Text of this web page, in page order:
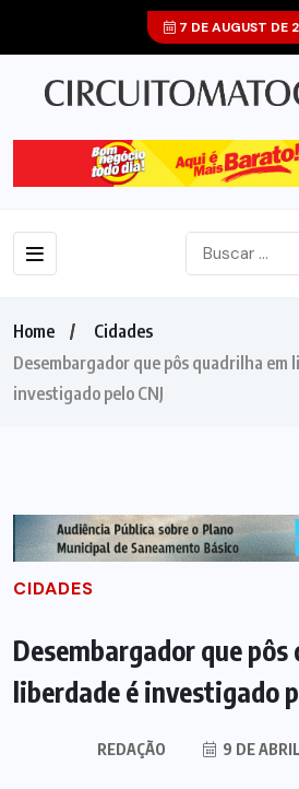
7 DE AUGUST DE
Home
Cidades
Desembargador que pôs quadrilha em
investigado pelo CNJ
CIDADES
Desembargador que
liberdade é investigado
REDAÇÃO 9 DE